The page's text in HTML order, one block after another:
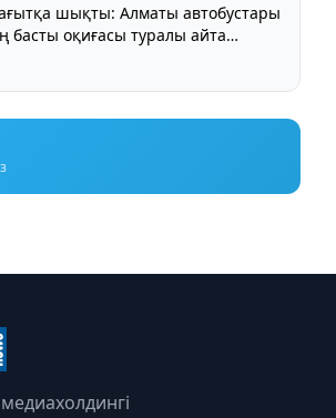
шықты: Алматы автобустары
оқиғасы туралы айта